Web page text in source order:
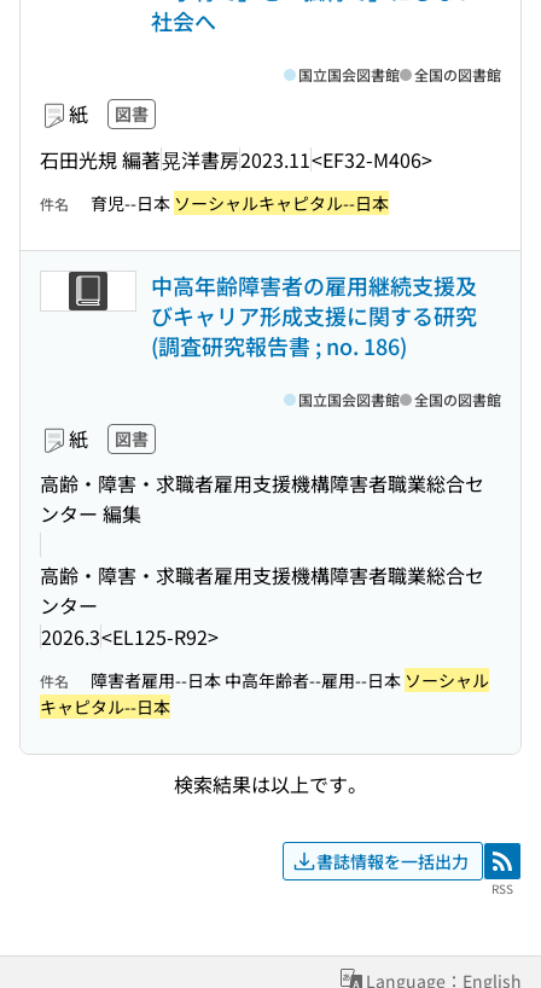
社会へ
紙 図書
石田光規 編著晃洋書房2023.11<EF32-M406>
国立国会図書館 全国の図書館
件名 育児--日本 ソーシャルキャピタル--日本
中高年齢障害者の雇用継続支援及
びキャリア形成支援に関する研究
(調査研究報告書 ; no. 186)
紙 図書
高齢・障害・求職者雇用支援機構障害者職業総合セ
ンター 編集
高齢・障害・求職者雇用支援機構障害者職業総合セ
ンター
2026.3<EL125-R92>
国立国会図書館 全国の図書館
件名 障害者雇用--日本 中高年齢者--雇用--日本 ソーシャル
キャピタル--日本
検索結果は以上です。
書誌情報を一括出力 RSS
RSS
Language：English